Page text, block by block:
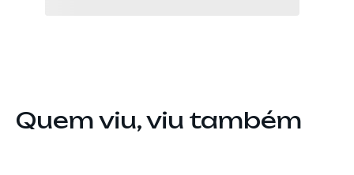
Quem viu, viu também